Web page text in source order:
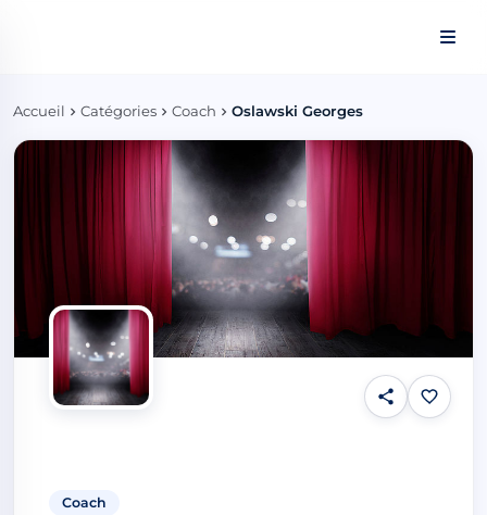
Accueil Catégories Coach Oslawski Georges
Coach